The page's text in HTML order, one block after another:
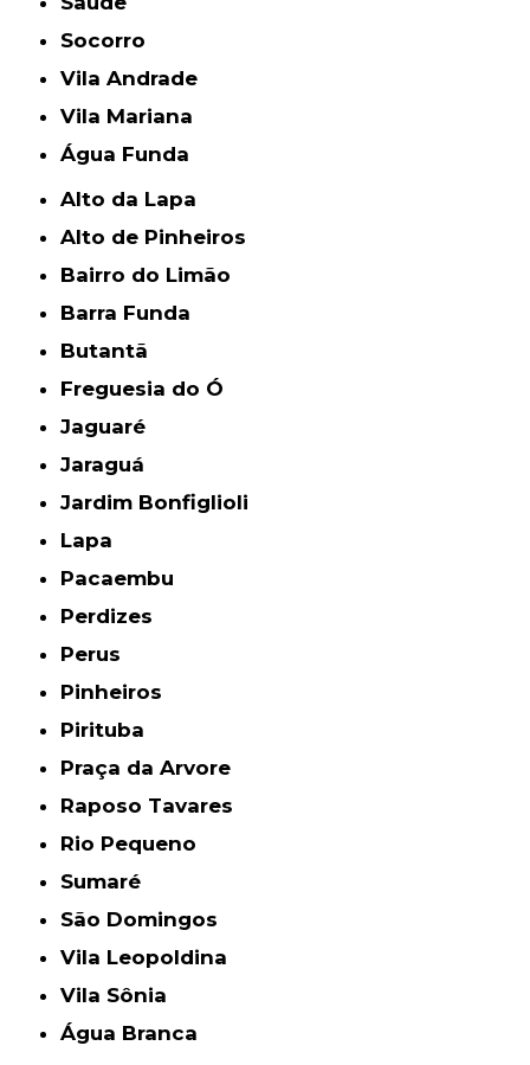
Socorro
Vila Andrade
Vila Mariana
Água Funda
Alto da Lapa
Alto de Pinheiros
Bairro do Limão
Barra Funda
Butantã
Freguesia do Ó
Jaguaré
Jaraguá
Jardim Bonfiglioli
Lapa
Pacaembu
Perdizes
Perus
Pinheiros
Pirituba
Praça da Arvore
Raposo Tavares
Rio Pequeno
Sumaré
São Domingos
Vila Leopoldina
Vila Sônia
Água Branca